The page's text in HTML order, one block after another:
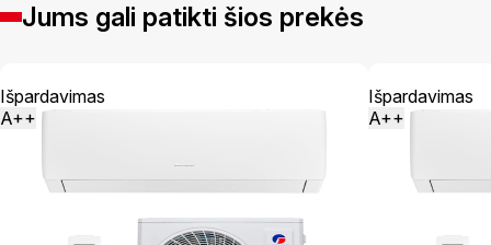
Jums gali patikti šios prekės
Išpardavimas
A++
Išpardavimas
A++